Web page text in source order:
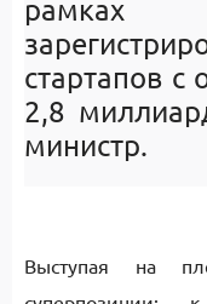
стартапов
2,8
министр.
Выступая на